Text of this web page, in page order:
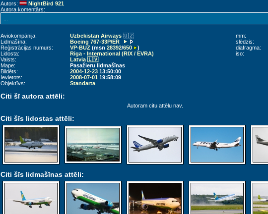
Autors:
NightBird 921
Autora komentārs:
Aviokompānija: Uzbekistan Airways 🇺🇿
Lidmašīna:
Boeing 767-33P/ER
Reģistrācijas numurs:
VP-BUZ(msn 28392/650
)
Lidosta:
Riga - International (RIX / EVRA)
Valsts:
Latvia 🇱🇻
Mape:
Pasažieru lidmašīnas
Bildēts:
2004-12-2313:50:00
Ievietots:
2008-07-0119:58:09
Objektīvs:
Standarta
mm:
slēdzis:
diafragma:
iso:
Citi šī autora attēli:
Autoram citu attēlu nav.
Citi šīs lidostas attēli:
Citi šīs lidmašīnas attēli: